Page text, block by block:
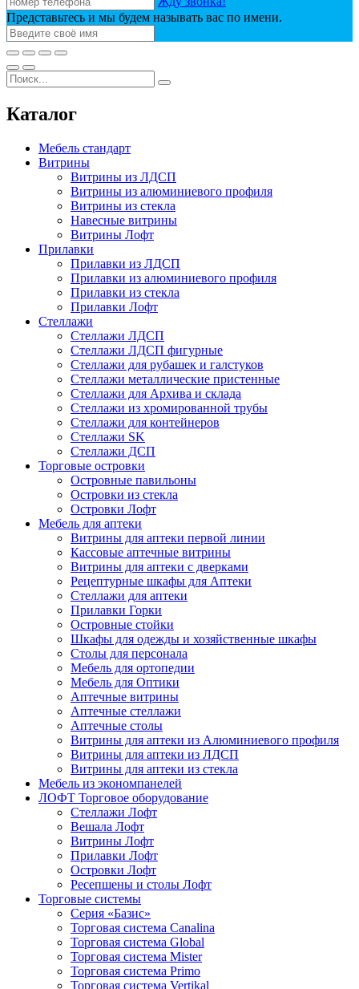
Представьтесь и мы будем называть вас по имени.
Каталог
Мебель стандарт
Витрины
Витрины из ЛДСП
Витрины из алюминиевого профиля
Витрины из стекла
Навесные витрины
Витрины Лофт
Прилавки
Прилавки из ЛДСП
Прилавки из алюминиевого профиля
Прилавки из стекла
Прилавки Лофт
Стеллажи
Стеллажи ЛДСП
Стеллажи ЛДСП фигурные
Стеллажи для рубашек и галстуков
Стеллажи металлические пристенные
Стеллажи для Архива и склада
Стеллажи из хромированной трубы
Стеллажи для контейнеров
Стеллажи SK
Стеллажи ДСП
Торговые островки
Островные павильоны
Островки из стекла
Островки Лофт
Мебель для аптеки
Витрины для аптеки первой линии
Кассовые аптечные витрины
Витрины для аптеки с дверками
Рецептурные шкафы для Аптеки
Стеллажи для аптеки
Прилавки Горки
Островные стойки
Шкафы для одежды и хозяйственные шкафы
Столы для персонала
Мебель для ортопедии
Мебель для Оптики
Аптечные витрины
Аптечные стеллажи
Аптечные столы
Витрины для аптеки из Алюминиевого профиля
Витрины для аптеки из ЛДСП
Витрины для аптеки из стекла
Мебель из экономпанелей
ЛОФТ Торговое оборудование
Стеллажи Лофт
Вешала Лофт
Витрины Лофт
Прилавки Лофт
Островки Лофт
Ресепшены и столы Лофт
Торговые системы
Серия «Базис»
Торговая система Canalina
Торговая система Global
Торговая система Mister
Торговая система Primo
Торговая система Vertikal